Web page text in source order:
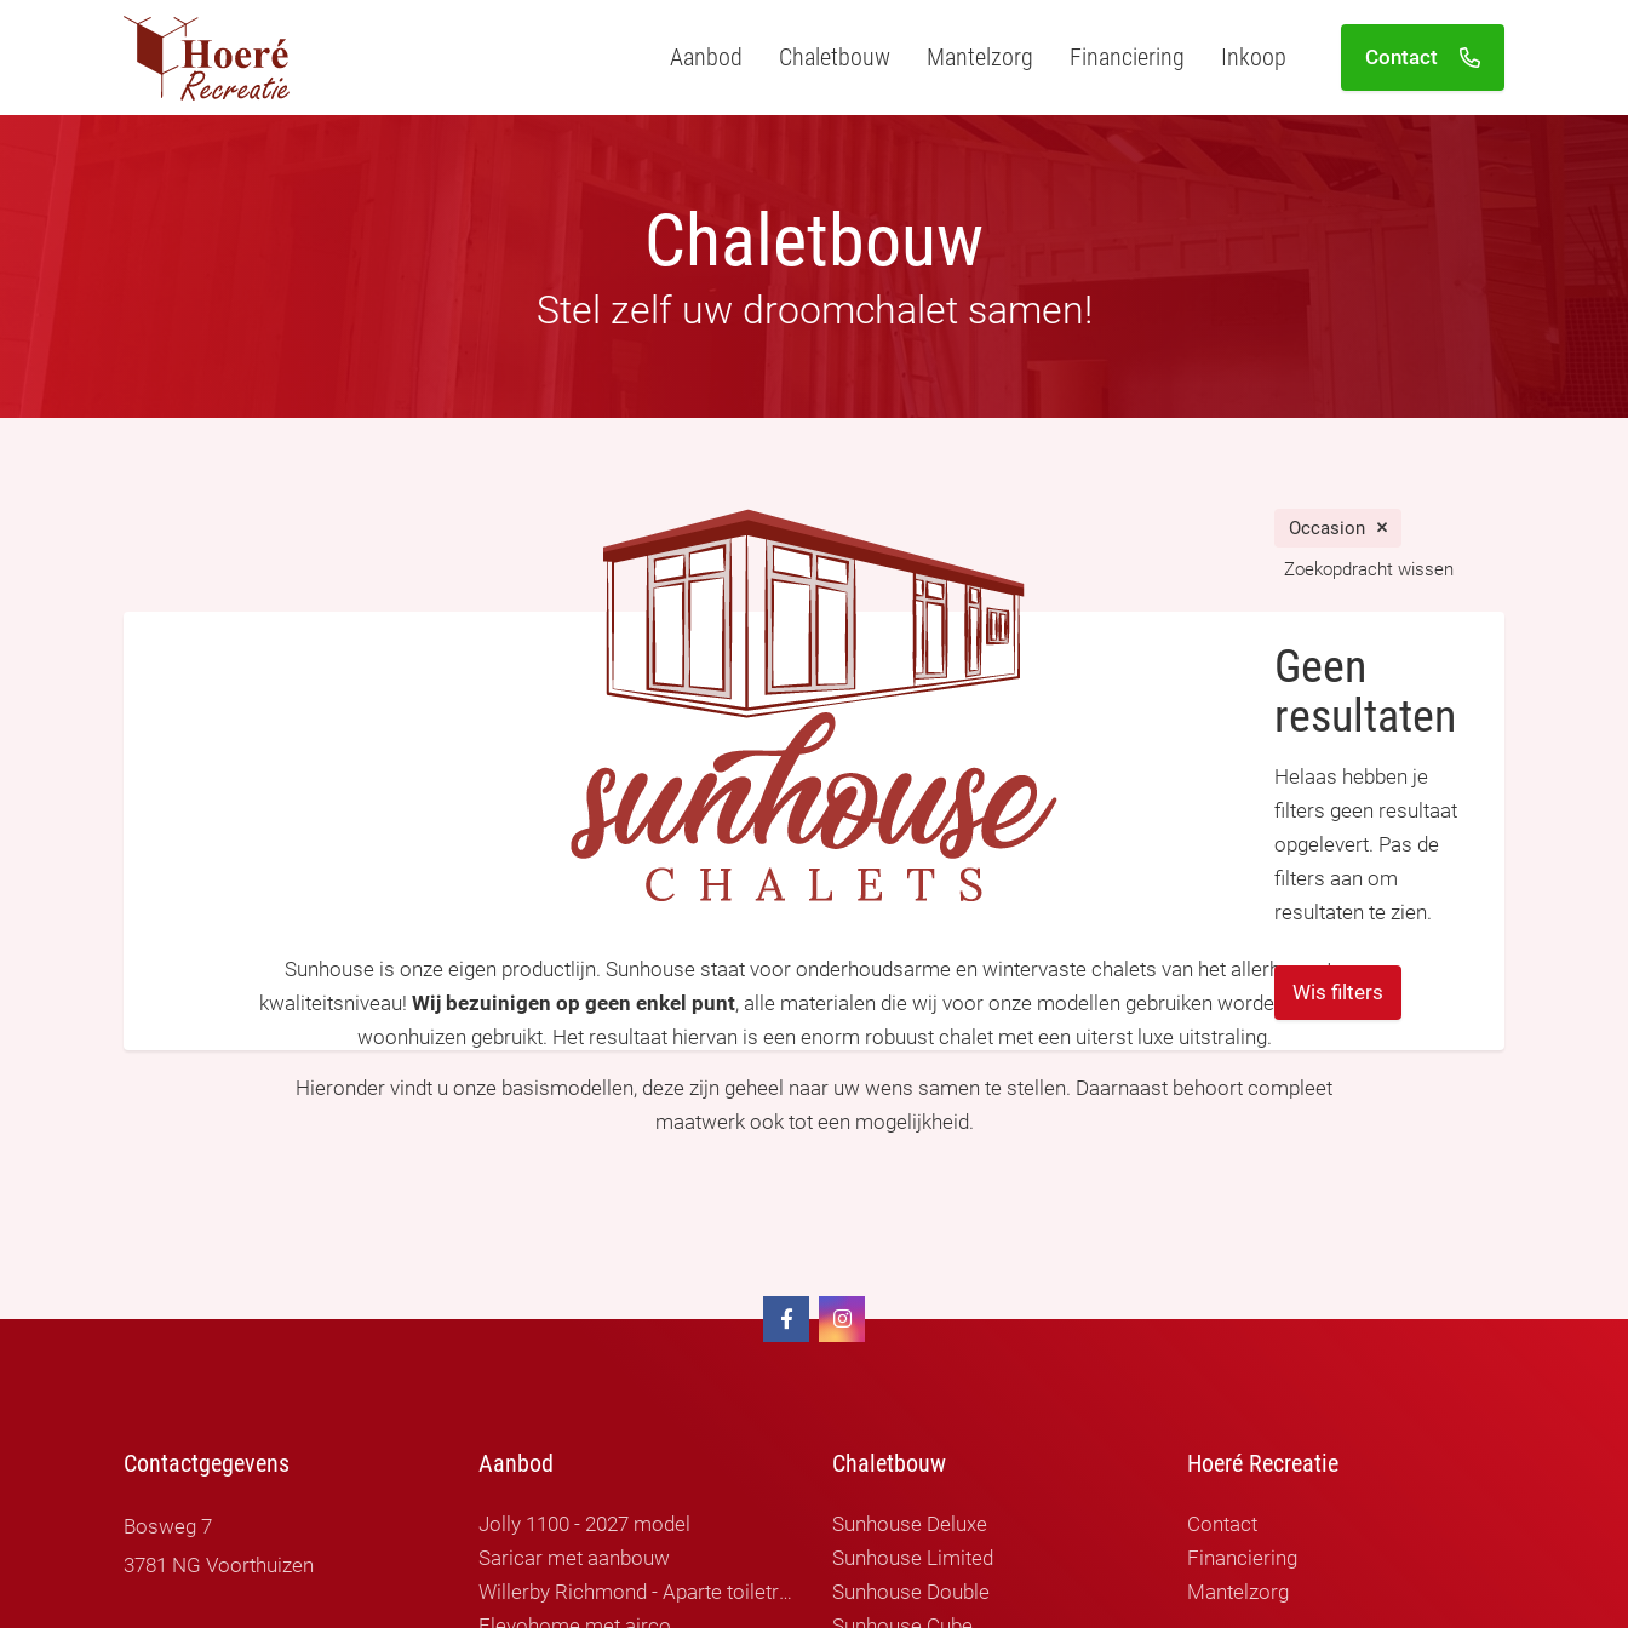
Chaletbouw
Stel zelf uw droomchalet samen!
Sunhouse is onze eigen productlijn. Sunhouse staat voor onderhoudsarme en wintervaste chalets van het allerhoogste
kwaliteitsniveau! Wij bezuinigen op geen enkel punt, alle materialen die wij voor onze modellen gebruiken worden ook voor
woonhuizen gebruikt. Het resultaat hiervan is een enorm robuust chalet met een uiterst luxe uitstraling.
Hieronder vindt u onze basismodellen, deze zijn geheel naar uw wens samen te stellen. Daarnaast behoort compleet
maatwerk ook tot een mogelijkheid.
Occasion
Zoekopdracht wissen
Geen
resultaten
Helaas hebben je
filters geen resultaat
opgelevert. Pas de
filters aan om
resultaten te zien.
Wis filters
Contact
Aanbod Chaletbouw Mantelzorg Financiering Inkoop
Contactgegevens
Bosweg 7
3781 NG Voorthuizen
Aanbod
Jolly 1100 - 2027 model
Saricar met aanbouw
Willerby Richmond - Aparte toiletruimte
Chaletbouw
Sunhouse Deluxe
Sunhouse Limited
Sunhouse Double
Hoeré Recreatie
Contact
Financiering
Mantelzorg